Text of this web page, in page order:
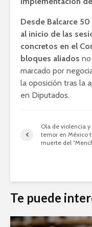
Desde Balcarce
al inicio de las
concretos en el
bloques aliados no
marcado por
la oposición tras la
en Diputados.
Ola de violencia y
temor en México
muerte del
Te puede